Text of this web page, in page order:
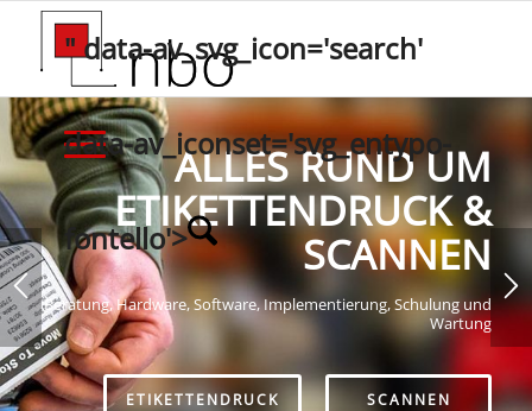
" data-av_svg_icon='search'
data-av_iconset='svg_entypo-
fontello'>
ALLES RUND UM
ETIKETTENDRUCK &
SCANNEN
Beratung, Hardware, Software, Implementierung, Schulung und
Wartung
ETIKETTENDRUCK SCANNEN